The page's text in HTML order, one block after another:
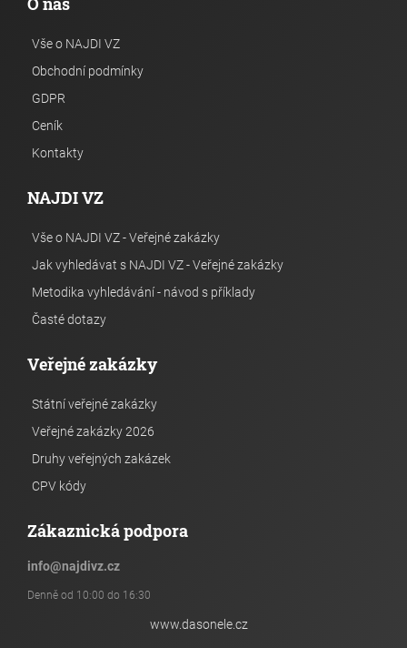
Vše o NAJDI VZ
Obchodní podmínky
GDPR
Ceník
Kontakty
NAJDI VZ
Vše o NAJDI VZ - Veřejné zakázky
Jak vyhledávat s NAJDI VZ - Veřejné zakázky
Metodika vyhledávání - návod s příklady
Časté dotazy
Veřejné zakázky
Státní veřejné zakázky
Veřejné zakázky 2026
Druhy veřejných zakázek
CPV kódy
Zákaznická podpora
info@najdivz.cz
Denně od 10:00 do 16:30
www.dasonele.cz